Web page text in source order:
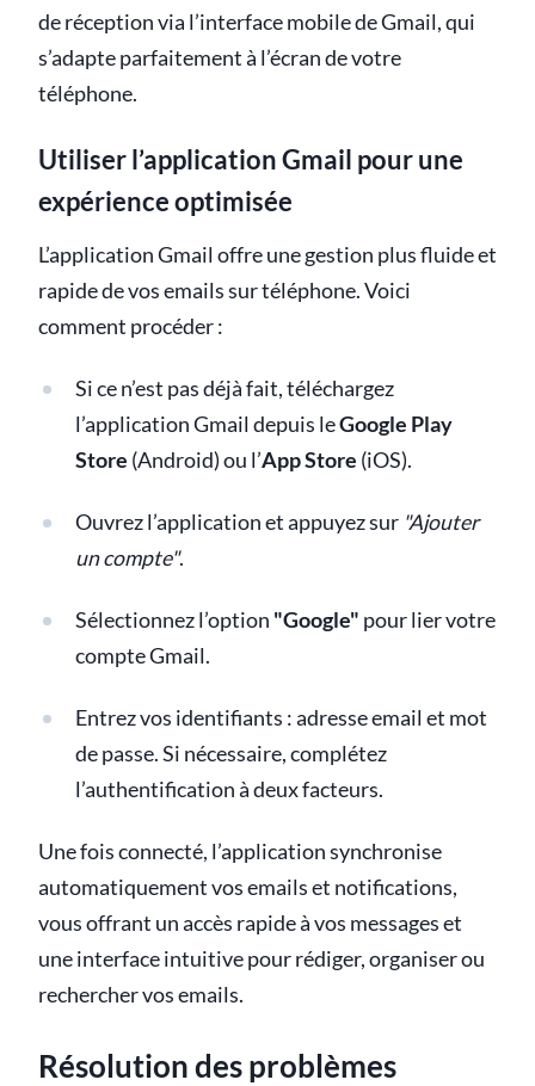
de réception via l’interface mobile de Gmail, qui
s’adapte parfaitement à l’écran de votre
téléphone.
Utiliser l’application Gmail pour une
expérience optimisée
L’application Gmail offre une gestion plus fluide et
rapide de vos emails sur téléphone. Voici
comment procéder :
Si ce n’est pas déjà fait, téléchargez
l’application Gmail depuis leGoogle Play
Store (Android) ou l’App Store (iOS).
Ouvrez l’application et appuyez sur "Ajouter
un compte".
Sélectionnez l’option "Google" pour lier votre
compte Gmail.
Entrez vos identifiants : adresse email et mot
de passe. Si nécessaire, complétez
l’authentification à deux facteurs.
Une fois connecté, l’application synchronise
automatiquement vos emails et notifications,
vous offrant un accès rapide à vos messages et
une interface intuitive pour rédiger, organiser ou
rechercher vos emails.
Résolution des problèmes